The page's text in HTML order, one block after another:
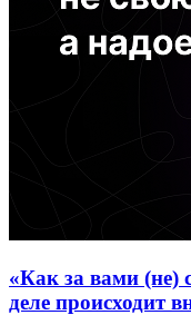
«Как за вами (не)
деле происходит